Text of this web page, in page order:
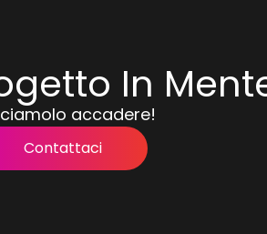
In
accadere!
Contattaci